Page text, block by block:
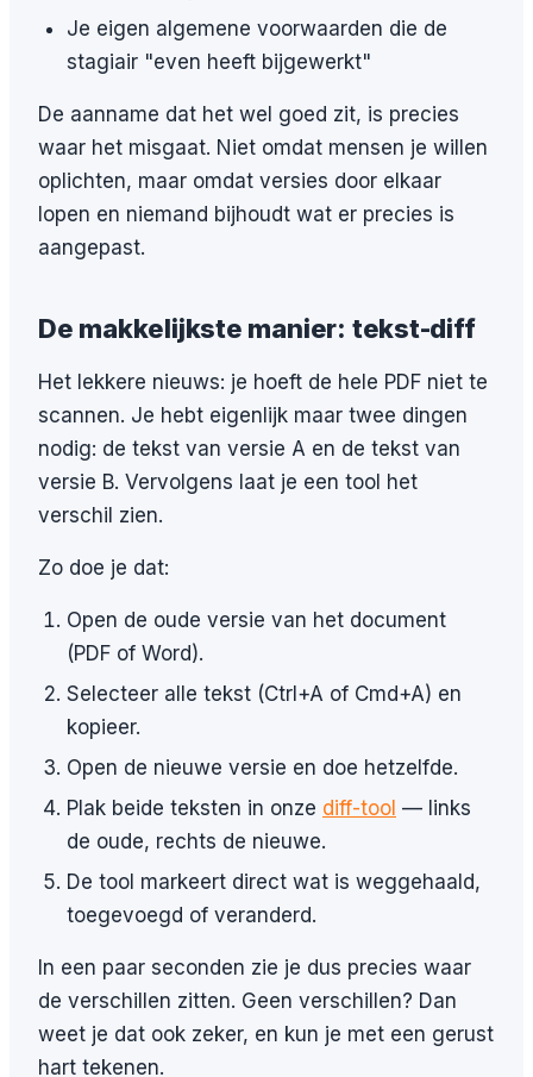
Je eigen algemene voorwaarden die de
stagiair "even heeft bijgewerkt"
De aanname dat het wel goed zit, is precies
waar het misgaat. Niet omdat mensen je willen
oplichten, maar omdat versies door elkaar
lopen en niemand bijhoudt wat er precies is
aangepast.
De makkelijkste manier: tekst-diff
Het lekkere nieuws: je hoeft de hele PDF niet te
scannen. Je hebt eigenlijk maar twee dingen
nodig: de tekst van versie A en de tekst van
versie B. Vervolgens laat je een tool het
verschil zien.
Zo doe je dat:
Open de oude versie van het document
(PDF of Word).
Selecteer alle tekst (Ctrl+A of Cmd+A) en
kopieer.
Open de nieuwe versie en doe hetzelfde.
Plak beide teksten in onze diff-tool — links
de oude, rechts de nieuwe.
De tool markeert direct wat is weggehaald,
toegevoegd of veranderd.
In een paar seconden zie je dus precies waar
de verschillen zitten. Geen verschillen? Dan
weet je dat ook zeker, en kun je met een gerust
hart tekenen.